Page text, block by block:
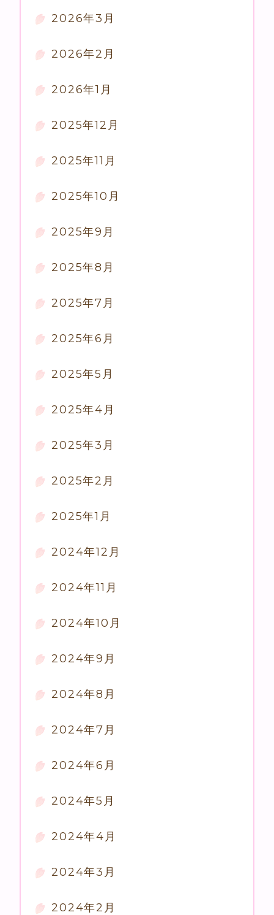
2026年3月
2026年2月
2026年1月
2025年12月
2025年11月
2025年10月
2025年9月
2025年8月
2025年7月
2025年6月
2025年5月
2025年4月
2025年3月
2025年2月
2025年1月
2024年12月
2024年11月
2024年10月
2024年9月
2024年8月
2024年7月
2024年6月
2024年5月
2024年4月
2024年3月
2024年2月